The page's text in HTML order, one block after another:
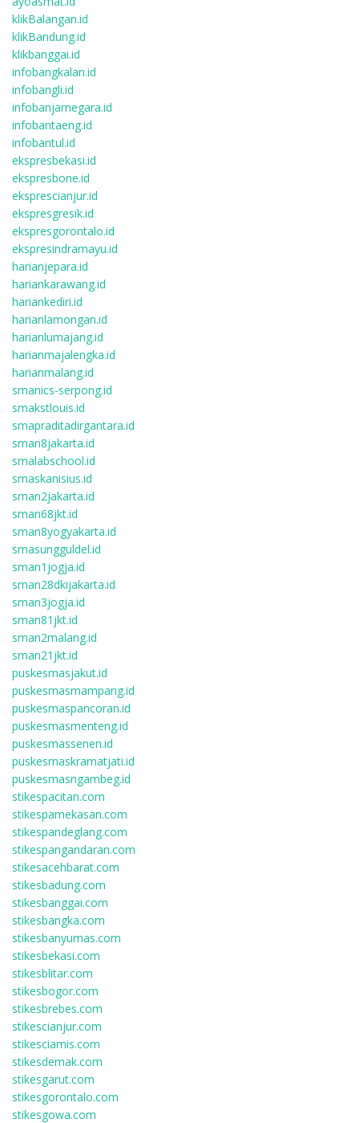
klikBalangan.id
klikBandung.id
klikbanggai.id
infobangkalan.id
infobangli.id
infobanjarnegara.id
infobantaeng.id
infobantul.id
ekspresbekasi.id
ekspresbone.id
eksprescianjur.id
ekspresgresik.id
ekspresgorontalo.id
ekspresindramayu.id
harianjepara.id
hariankarawang.id
hariankediri.id
harianlamongan.id
harianlumajang.id
harianmajalengka.id
harianmalang.id
smanics-serpong.id
smakstlouis.id
smapraditadirgantara.id
sman8jakarta.id
smalabschool.id
smaskanisius.id
sman2jakarta.id
sman68jkt.id
sman8yogyakarta.id
smasungguldel.id
sman1jogja.id
sman28dkijakarta.id
sman3jogja.id
sman81jkt.id
sman2malang.id
sman21jkt.id
puskesmasjakut.id
puskesmasmampang.id
puskesmaspancoran.id
puskesmasmenteng.id
puskesmassenen.id
puskesmaskramatjati.id
puskesmasngambeg.id
stikespacitan.com
stikespamekasan.com
stikespandeglang.com
stikespangandaran.com
stikesacehbarat.com
stikesbadung.com
stikesbanggai.com
stikesbangka.com
stikesbanyumas.com
stikesbekasi.com
stikesblitar.com
stikesbogor.com
stikesbrebes.com
stikescianjur.com
stikesciamis.com
stikesdemak.com
stikesgarut.com
stikesgorontalo.com
stikesgowa.com